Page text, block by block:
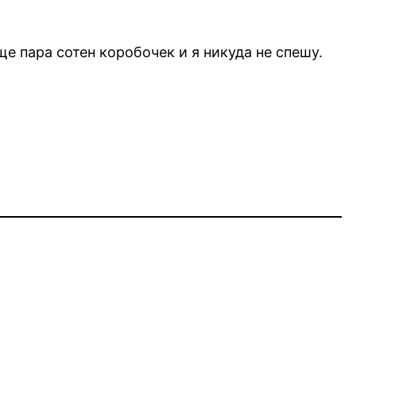
пара сотен коробочек и я никуда не спешу.